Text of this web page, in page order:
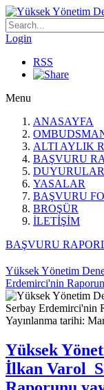
Login
RSS
Menu
ANASAYFA
ALTI AYLIK
BAŞVURU
DUYURULAR
YASALAR
BAŞVURU
BROŞÜR
İLETİŞİM
BAŞVURU
Yüksek Yönetim
Erdemirci'nin
Yayınlanma tarihi:
Yüksek
İlkan Varol